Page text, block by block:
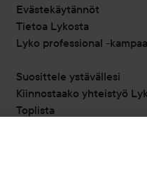
Evästekäytännöt
Tietoa Lykosta
Lyko professional -
Suosittele ystävällesi
Kiinnostaako yhteistyö
Toplista